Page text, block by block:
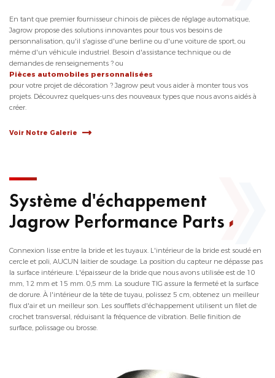
En tant que premier fournisseur chinois de pièces de réglage automatique,
Jagrow propose des solutions innovantes pour tous vos besoins de
personnalisation, qu'il s'agisse d'une berline ou d'une voiture de sport, ou
même d'un véhicule industriel. Besoin d'assistance technique ou de
demandes de renseignements ? ou
Pièces automobiles personnalisées
pour votre projet de décoration ? Jagrow peut vous aider à monter tous vos
projets. Découvrez quelques-uns des nouveaux types que nous avons aidés à
créer.
Voir Notre Galerie
Système d'échappement
Jagrow Performance Parts
Connexion lisse entre la bride et les tuyaux. L'intérieur de la bride est soudé en
cercle et poli, AUCUN laitier de soudage. La position du capteur ne dépasse pas
la surface intérieure. L'épaisseur de la bride que nous avons utilisée est de 10
mm, 12 mm et 15 mm. 0,5 mm. La soudure TIG assure la fermeté et la surface
de dorure. À l'intérieur de la tête de tuyau, polissez 5 cm, obtenez un meilleur
flux d'air et un meilleur son. Les soufflets d'échappement utilisent un filet de
crochet transversal, réduisant la fréquence de vibration. Belle finition de
surface, polissage ou brosse.